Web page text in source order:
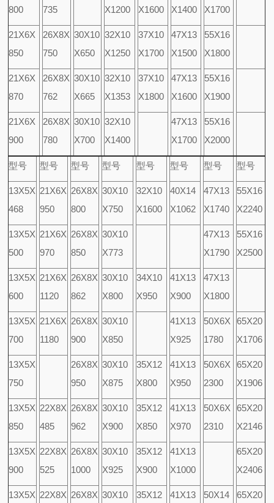
800
735
X1200
X1600
X1400
X1700
21X6X
850
26X8X
750
30X10
X650
32X10
X1250
37X10
X1700
47X13
X1500
55X16
X1800
21X6X
870
26X8X
762
30X10
X665
32X10
X1353
37X10
X1800
47X13
X1600
55X16
X1900
21X6X
900
26X8X
780
30X10
X700
32X10
X1400
47X13
X1700
55X16
X2000
型号 型号 型号 型号 型号 型号 型号 型号
13X5X
468
21X6X
950
26X8X
800
30X10
X750
32X10
X1600
40X14
X1062
47X13
X1740
55X16
X2240
13X5X
500
21X6X
970
26X8X
850
30X10
X773
47X13
X1790
55X16
X2500
13X5X
600
21X6X
1120
26X8X
862
30X10
X800
34X10
X950
41X13
X900
47X13
X1800
13X5X
700
21X6X
1180
26X8X
900
30X10
X850
41X13
X925
50X6X
1780
65X20
X1706
13X5X
750
26X8X
950
30X10
X875
35X12
X800
41X13
X950
50X6X
2300
65X20
X1906
13X5X
850
22X8X
485
26X8X
962
30X10
X900
35X12
X850
41X13
X970
50X6X
2310
65X20
X2146
13X5X
900
22X8X
525
26X8X
1000
30X10
X925
35X12
X900
41X13
X1000
65X20
X2406
13X5X 22X8X 26X8X 30X10 35X12 41X13 50X14 65X20